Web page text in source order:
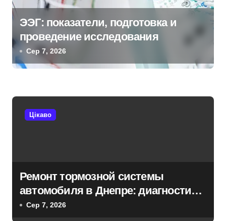
з
а
п
и
с
ЭЭГ: показатели, подготовка и
проведение исследования
Сер 7, 2026
Цікаво
Ремонт тормозной системы
автомобиля в Днепре: диагностика,
обслуживание и замена деталей
Сер 7, 2026